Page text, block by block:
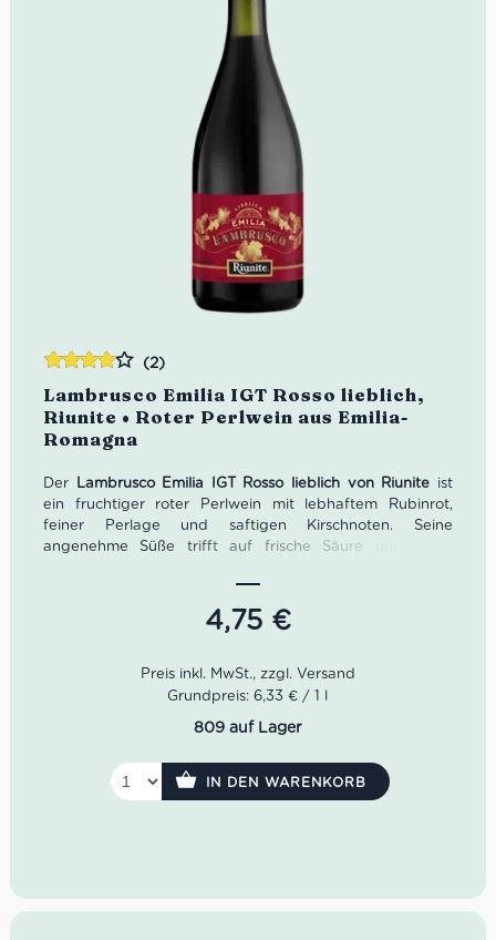
Lambrusco Emilia IGT Rosso lieblich,
Riunite • Roter Perlwein aus Emilia-
Romagna
(2)
Der Lambrusco Emilia IGT Rosso lieblich von Riunite ist
ein fruchtiger roter Perlwein mit lebhaftem Rubinrot,
feiner Perlage und saftigen Kirschnoten. Seine
angenehme Süße trifft auf frische Säure und einen
Salumi, würzigen Speisen, Grillfleisch und Gerichten der
emilianischen Küche. Alkoholgehalt: 7,5% Vol. Inhalt: 0,75
l. Serviertemperatur: 10–12°C.
4,75 €
Bewertet
mit4.00
von 5
Grundpreis: 6,33 € / 1 l
809 auf Lager
IN DEN WARENKORB